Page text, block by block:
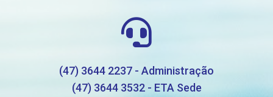
(47) 3644 2237 - Administração
(47) 3644 3532 - ETA Sede